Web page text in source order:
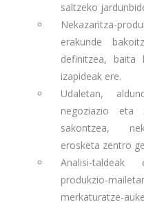
saltzeko
Nekazaritza-
erakunde
definitzea, baita
izapideak ere.
Udaletan,
negoziazio eta
sakontzea,
erosketa zentro
Analisi-taldeak
produkzio-
merkaturatze-